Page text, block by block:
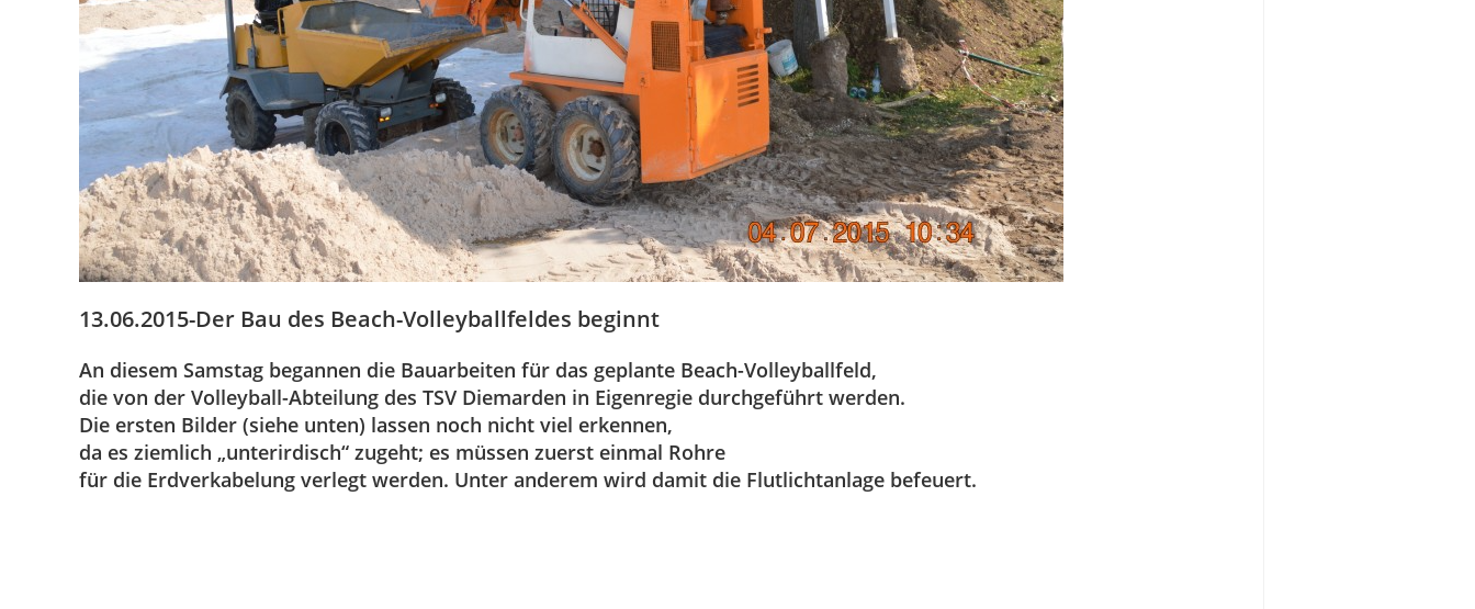
13.06.2015-Der Bau des Beach-Volleyballfeldes beginnt
An diesem Samstag begannen die Bauarbeiten für das geplante Beach-Volleyballfeld,
die von der Volleyball-Abteilung des TSV Diemarden in Eigenregie durchgeführt werden.
Die ersten Bilder (siehe unten) lassen noch nicht viel erkennen,
da es ziemlich „unterirdisch“ zugeht; es müssen zuerst einmal Rohre
für die Erdverkabelung verlegt werden. Unter anderem wird damit die Flutlichtanlage befeuert.